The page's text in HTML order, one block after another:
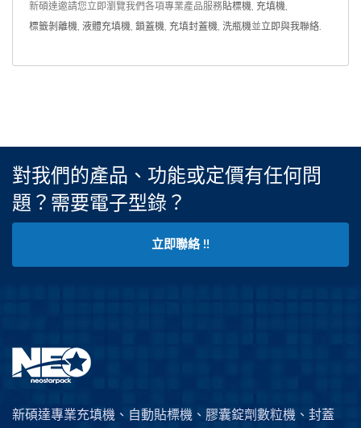
新碩達邀請您立即瀏覽我們各項專業產品服務貼標機 充填機
標籤剝離機 液體充填機 鎖蓋機 充填封蓋機 洗瓶機並立即與我聯絡
對我們的產品、功能或定價有任何問
題？需要電子型錄？
立即聯絡 !!
新碩達專業充填機、自動貼標機、膠囊錠劑數粒機、封蓋